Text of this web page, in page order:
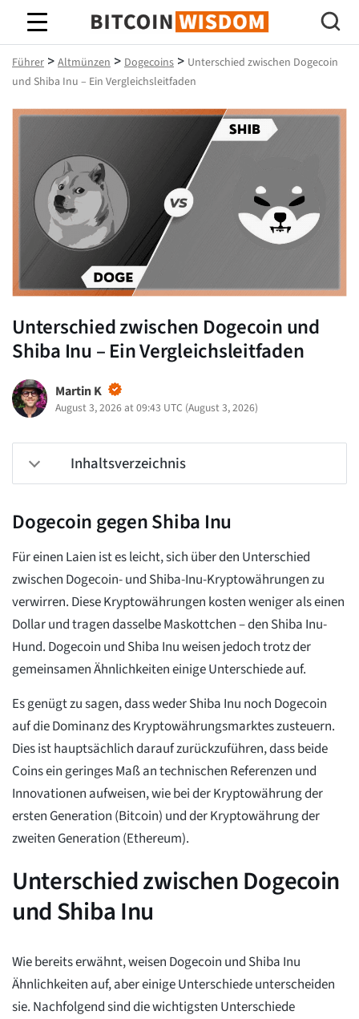
Bitcoin-Weisheit
Führer > Altmünzen > Dogecoins > Unterschied zwischen Dogecoin
und Shiba Inu – Ein Vergleichsleitfaden
Unterschied zwischen Dogecoin und
Shiba Inu – Ein Vergleichsleitfaden
Martin K
August 3, 2026 at 09:43 UTC (August 3, 2026)
Inhaltsverzeichnis
Dogecoin gegen Shiba Inu
Für einen Laien ist es leicht, sich über den Unterschied
zwischen Dogecoin- und Shiba-Inu-Kryptowährungen zu
verwirren. Diese Kryptowährungen kosten weniger als einen
Dollar und tragen dasselbe Maskottchen – den Shiba Inu-
Hund. Dogecoin und Shiba Inu weisen jedoch trotz der
gemeinsamen Ähnlichkeiten einige Unterschiede auf.
Es genügt zu sagen, dass weder Shiba Inu noch Dogecoin
auf die Dominanz des Kryptowährungsmarktes zusteuern.
Dies ist hauptsächlich darauf zurückzuführen, dass beide
Coins ein geringes Maß an technischen Referenzen und
Innovationen aufweisen, wie bei der Kryptowährung der
ersten Generation (Bitcoin) und der Kryptowährung der
zweiten Generation (Ethereum).
Unterschied zwischen Dogecoin
und Shiba Inu
Wie bereits erwähnt, weisen Dogecoin und Shiba Inu
Ähnlichkeiten auf, aber einige Unterschiede unterscheiden
sie. Nachfolgend sind die wichtigsten Unterschiede